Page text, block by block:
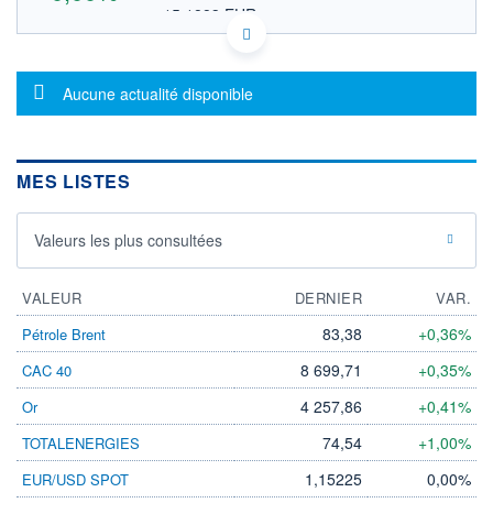
15,1883 EUR
DONNÉES TEMPS DIFFÉRÉ
Politique d'exécution
Cotation sur les autres places
0,0000
0,0000 0,0000
VOLUME
20 0,00%
VALORISATION
LIMITE À LA
BAISSE
0,0000
LIMITE À LA
0,0000
- -
DERNIER
ÉCHANGE
16.07.26 / 18:42:40
Message d'information
Aucune actualité disponible
MES LISTES
Valeurs les plus consultées
VALEUR DERNIER
VAR.
Pétrole Brent
83,38 +0,36%
CAC 40 8 699,71 +0,35%
Or 4 257,86 +0,41%
TOTALENERGIES 74,54 +1,00%
EUR/USD SPOT 1,15225 0,00%